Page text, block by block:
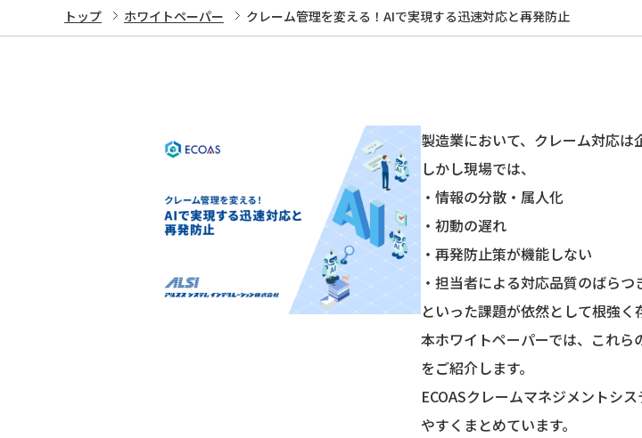
トップ ホワイトペーパー クレーム管理を変える！AIで実現する迅速対応と再発防止
製造業において、クレーム対応は
しかし現場では、
・情報の分散・属人化
・初動の遅れ
・再発防止策が機能しない
・担当者による対応品質のばらつ
といった課題が依然として根強く
本ホワイトペーパーでは、これ
をご紹介します。
ECOASクレームマネジメントシ
やすくまとめています。